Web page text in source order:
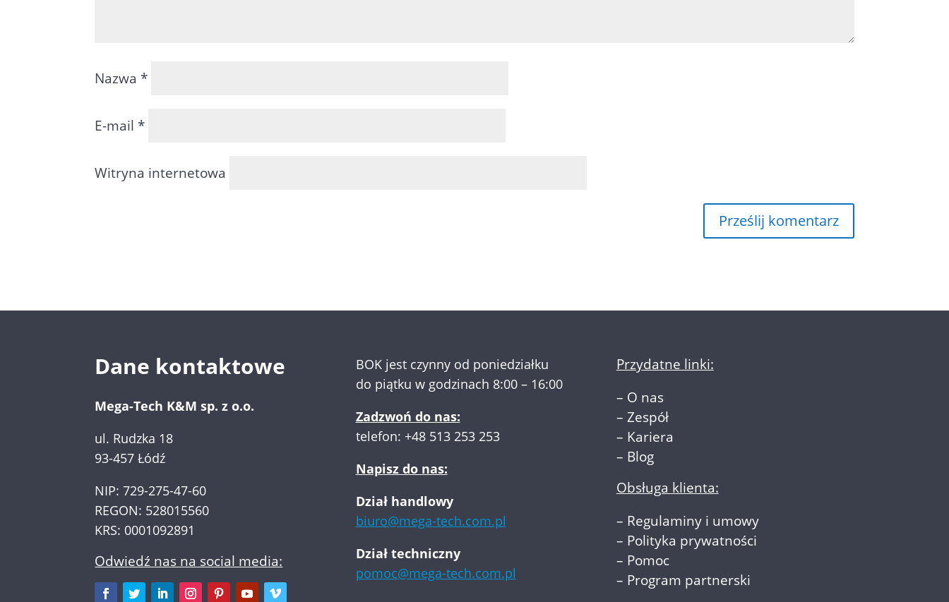
Nazwa *
E-mail *
Witryna internetowa
Dane kontaktowe
Mega-Tech K&M sp. z o.o.
ul. Rudzka 18
93-457 Łódź
NIP: 729-275-47-60
REGON: 528015560
KRS: 0001092891
Odwiedź nas na social media:
BOK jest czynny od poniedziałku
do piątku w godzinach 8:00 – 16:00
Zadzwoń do nas:
telefon: +48 513 253 253
Napisz do nas:
Dział handlowy
biuro@mega-tech.com.pl
Dział techniczny
pomoc@mega-tech.com.pl
Przydatne linki:
– O nas
– Zespół
– Kariera
– Blog
Obsługa klienta:
– Regulaminy i umowy
– Polityka prywatności
– Pomoc
– Program partnerski